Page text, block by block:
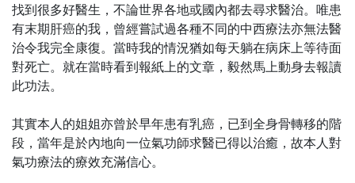
找到很多好醫生，不論世界各地或國內都去尋求醫治。唯患
有末期肝癌的我，曾經嘗試過各種不同的中西療法亦無法醫
治令我完全康復。當時我的情況猶如每天躺在病床上等待面
對死亡。就在當時看到報紙上的文章，毅然馬上動身去報讀
此功法。
其實本人的姐姐亦曾於早年患有乳癌，已到全身骨轉移的階
段，當年是於內地向一位氣功師求醫已得以治癒，故本人對
氣功療法的療效充滿信心。